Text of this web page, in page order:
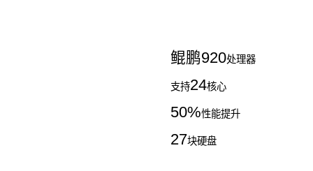
鲲鹏920处理器
支持24核心
50%性能提升
27块硬盘